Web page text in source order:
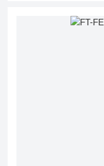
假、肥料厂商肥料生产